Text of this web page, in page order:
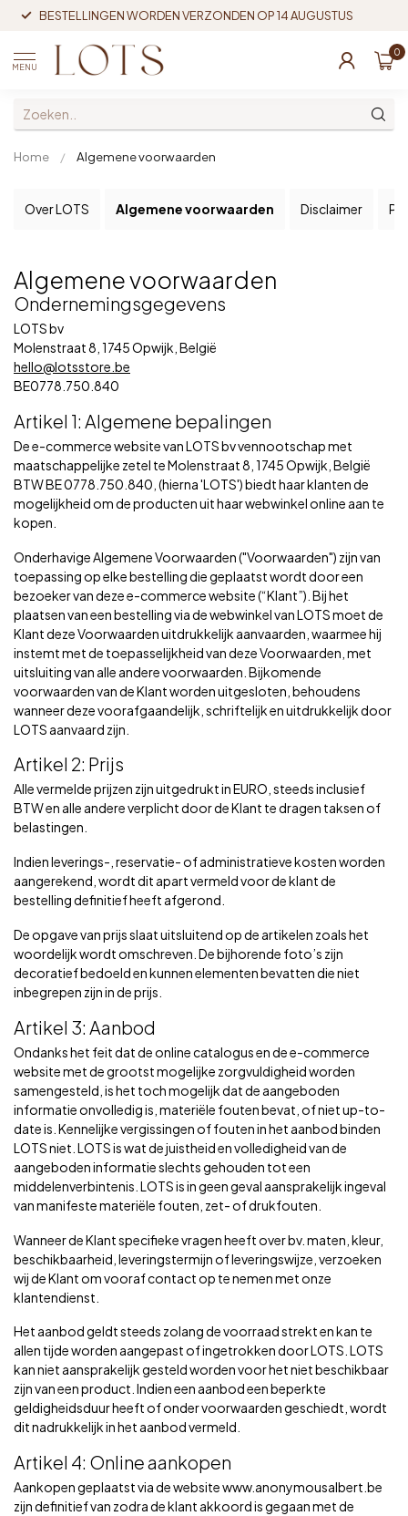
BESTELLINGEN WORDEN VERZONDEN OP 14 AUGUSTUS
MENU
0
Home / Algemene voorwaarden
Over LOTS Algemene voorwaarden Disclaimer
Algemene voorwaarden
Ondernemingsgegevens
LOTS bv
Molenstraat 8, 1745 Opwijk, België
hello@lotsstore.be
BE0778.750.840
Artikel 1: Algemene bepalingen
De e-commerce website van LOTS bv vennootschap met
maatschappelijke zetel te Molenstraat 8, 1745 Opwijk, België
BTW BE 0778.750.840, (hierna 'LOTS') biedt haar klanten de
mogelijkheid om de producten uit haar webwinkel online aan te
kopen.
Onderhavige Algemene Voorwaarden ("Voorwaarden") zijn van
toepassing op elke bestelling die geplaatst wordt door een
bezoeker van deze e-commerce website (“Klant”). Bij het
plaatsen van een bestelling via de webwinkel van LOTS moet de
Klant deze Voorwaarden uitdrukkelijk aanvaarden, waarmee hij
instemt met de toepasselijkheid van deze Voorwaarden, met
uitsluiting van alle andere voorwaarden. Bijkomende
voorwaarden van de Klant worden uitgesloten, behoudens
wanneer deze voorafgaandelijk, schriftelijk en uitdrukkelijk door
LOTS aanvaard zijn.
Artikel 2: Prijs
Alle vermelde prijzen zijn uitgedrukt in EURO, steeds inclusief
BTW en alle andere verplicht door de Klant te dragen taksen of
belastingen.
Indien leverings-, reservatie- of administratieve kosten worden
aangerekend, wordt dit apart vermeld voor de klant de
bestelling definitief heeft afgerond.
De opgave van prijs slaat uitsluitend op de artikelen zoals het
woordelijk wordt omschreven. De bijhorende foto’s zijn
decoratief bedoeld en kunnen elementen bevatten die niet
inbegrepen zijn in de prijs.
Artikel 3: Aanbod
Ondanks het feit dat de online catalogus en de e-commerce
website met de grootst mogelijke zorgvuldigheid worden
samengesteld, is het toch mogelijk dat de aangeboden
informatie onvolledig is, materiële fouten bevat, of niet up-to-
date is. Kennelijke vergissingen of fouten in het aanbod binden
LOTS niet. LOTS is wat de juistheid en volledigheid van de
aangeboden informatie slechts gehouden tot een
middelenverbintenis. LOTS is in geen geval aansprakelijk ingeval
van manifeste materiële fouten, zet- of drukfouten.
Wanneer de Klant specifieke vragen heeft over bv. maten, kleur,
beschikbaarheid, leveringstermijn of leveringswijze, verzoeken
wij de Klant om vooraf contact op te nemen met onze
klantendienst.
Het aanbod geldt steeds zolang de voorraad strekt en kan te
allen tijde worden aangepast of ingetrokken door LOTS. LOTS
kan niet aansprakelijk gesteld worden voor het niet beschikbaar
zijn van een product. Indien een aanbod een beperkte
geldigheidsduur heeft of onder voorwaarden geschiedt, wordt
dit nadrukkelijk in het aanbod vermeld.
Artikel 4: Online aankopen
Aankopen geplaatst via de website www.anonymousalbert.be
zijn definitief van zodra de klant akkoord is gegaan met de